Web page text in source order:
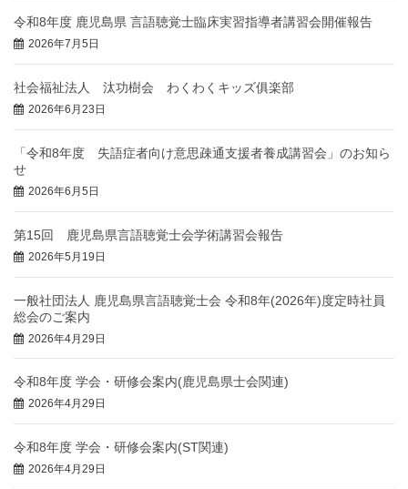
令和8年度 鹿児島県 言語聴覚士臨床実習指導者講習会開催報告
2026年7月5日
社会福祉法人 汰功樹会 わくわくキッズ俱楽部
2026年6月23日
「令和8年度 失語症者向け意思疎通支援者養成講習会」のお知ら
せ
2026年6月5日
第15回 鹿児島県言語聴覚士会学術講習会報告
2026年5月19日
一般社団法人 鹿児島県言語聴覚士会 令和8年(2026年)度定時社員
総会のご案内
2026年4月29日
令和8年度 学会・研修会案内(鹿児島県士会関連)
2026年4月29日
令和8年度 学会・研修会案内(ST関連)
2026年4月29日